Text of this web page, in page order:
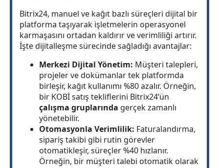
Bitrix24, manuel ve kağıt bazlı süreçleri dijital bir
platforma taşıyarak işletmelerin operasyonel
karmaşasını ortadan kaldırır ve verimliliği artırır.
İşte dijitalleşme sürecinde sağladığı avantajlar:
Merkezi Dijital Yönetim: Müşteri talepleri,
projeler ve dokümanlar tek platformda
birleşir, kağıt kullanımı %80 azalır. Örneğin,
bir KOBİ satış tekliflerini Bitrix24’ün
çalışma gruplarında gerçek zamanlı
yönetebilir.
Otomasyonla Verimlilik: Faturalandırma,
sipariş takibi gibi rutin görevler
otomatikleşir, süreçler %40 hızlanır.
Örneğin, bir müşteri talebi otomatik olarak